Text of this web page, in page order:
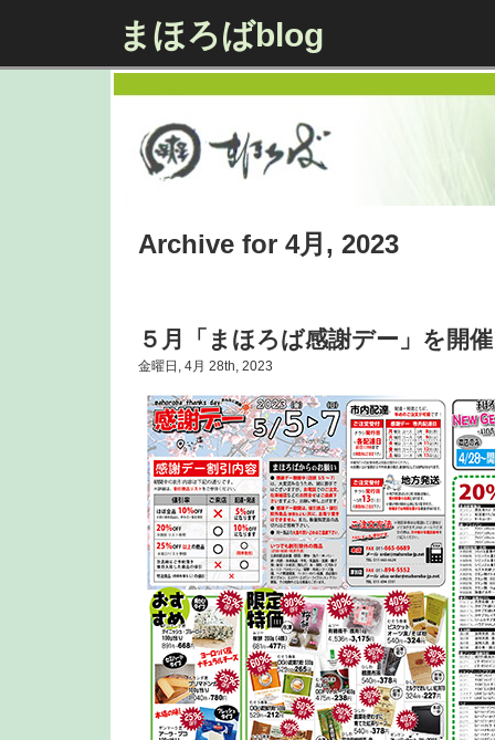
まほろばblog
Archive for 4月, 2023
５月「まほろば感謝デー」を開
金曜日, 4月 28th, 2023